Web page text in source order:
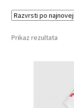
Moj račun
Trgovina
Prikaz rezultata